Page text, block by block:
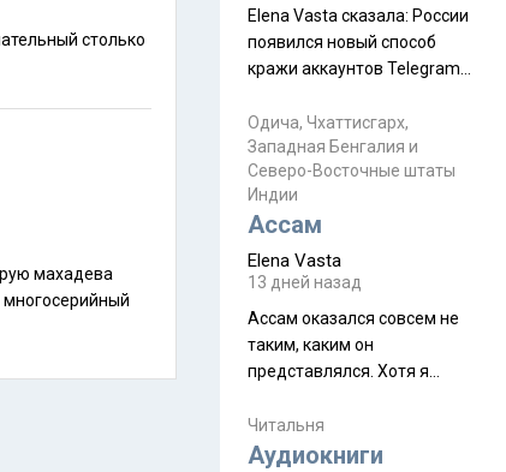
отзывов. По мне – сплошная
физуха, долгий спуск, потом
подъем по этому же пути.
Пока
Elena Vasta сказалa: России
появился новый способ
кражи аккаунтов Telegram
Прочитайте! У моих двух
знакомых вот так увели
аккаунты
Одича, Чхаттисгарх,
Западная Бенгалия и
Северо-Восточные штаты
Индии
Ассам
Elena Vasta
13 дней назад
Ассам оказался совсем не
таким, каким он
представлялся. Хотя я
краешек, но все же схватила
ауру штата, как-то он меня
Читальня
Аудиокниги